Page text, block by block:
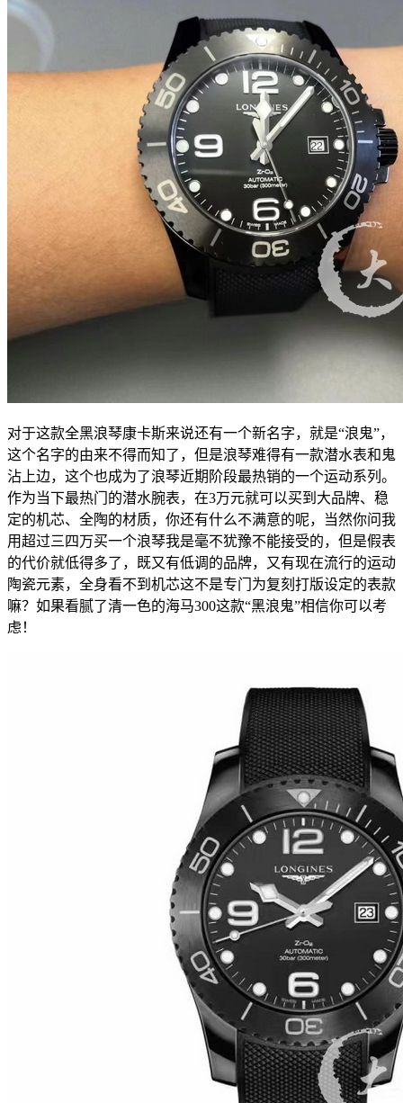
对于这款全黑浪琴康卡斯来说还有一个新名字，就是“浪鬼”，
这个名字的由来不得而知了，但是浪琴难得有一款潜水表和鬼
沾上边，这个也成为了浪琴近期阶段最热销的一个运动系列。
作为当下最热门的潜水腕表，在3万元就可以买到大品牌、稳
定的机芯、全陶的材质，你还有什么不满意的呢，当然你问我
用超过三四万买一个浪琴我是毫不犹豫不能接受的，但是假表
的代价就低得多了，既又有低调的品牌，又有现在流行的运动
陶瓷元素，全身看不到机芯这不是专门为复刻打版设定的表款
嘛？如果看腻了清一色的海马300这款“黑浪鬼”相信你可以考
虑！